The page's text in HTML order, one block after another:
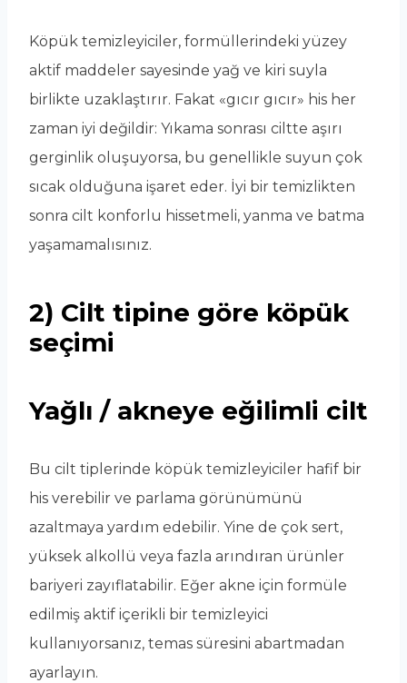
Köpük temizleyiciler, formüllerindeki yüzey
aktif maddeler sayesinde yağ ve kiri suyla
birlikte uzaklaştırır. Fakat «gıcır gıcır» his her
zaman iyi değildir: Yıkama sonrası ciltte aşırı
gerginlik oluşuyorsa, bu genellikle suyun çok
sıcak olduğuna işaret eder. İyi bir temizlikten
sonra cilt konforlu hissetmeli, yanma ve batma
yaşamamalısınız.
2) Cilt tipine göre köpük
seçimi
Yağlı / akneye eğilimli cilt
Bu cilt tiplerinde köpük temizleyiciler hafif bir
his verebilir ve parlama görünümünü
azaltmaya yardım edebilir. Yine de çok sert,
yüksek alkollü veya fazla arındıran ürünler
bariyeri zayıflatabilir. Eğer akne için formüle
edilmiş aktif içerikli bir temizleyici
kullanıyorsanız, temas süresini abartmadan
ayarlayın.